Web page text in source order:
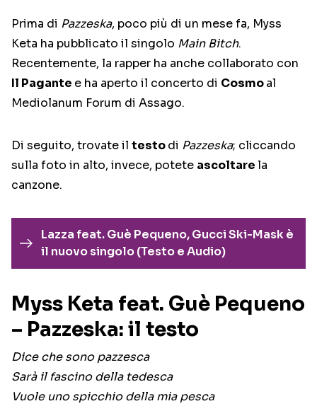
Prima di Pazzeska, poco più di un mese fa, Myss
Keta ha pubblicato il singolo Main Bitch.
Recentemente, la rapper ha anche collaborato con
Il Pagante e ha aperto il concerto di Cosmoal
Mediolanum Forum di Assago.
Di seguito, trovate il testodi Pazzeska; cliccando
sulla foto in alto, invece, potete ascoltarela
canzone.
Lazza feat. Guè Pequeno, Gucci Ski-Mask è
il nuovo singolo (Testo e Audio)
Myss Keta feat. Guè Pequeno
– Pazzeska: il testo
Dice che sono pazzesca
Sarà il fascino della tedesca
Vuole uno spicchio della mia pesca